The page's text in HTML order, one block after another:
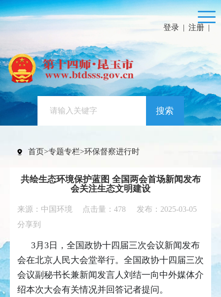
登录 | 注册 |
搜索
首页>专题专栏>环保督察进行时
共绘生态环境保护蓝图 全国两会首场新闻发布
会关注生态文明建设
来源：中国环境 点击量： 478
发布：2025-03-05
分享到
3月3日，全国政协十四届三次会议新闻发布
会在北京人民大会堂举行。全国政协十四届三次
会议副秘书长兼新闻发言人刘结一向中外媒体介
绍本次大会有关情况并回答记者提问。